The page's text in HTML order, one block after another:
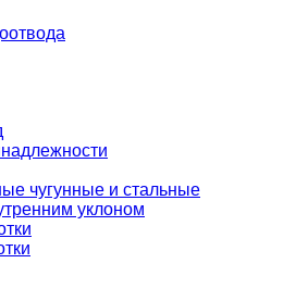
чугунные и стальные
уклоном